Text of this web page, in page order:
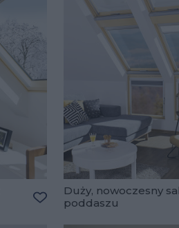
Dodaj do ulubionych
Duży, nowoczesny
poddaszu